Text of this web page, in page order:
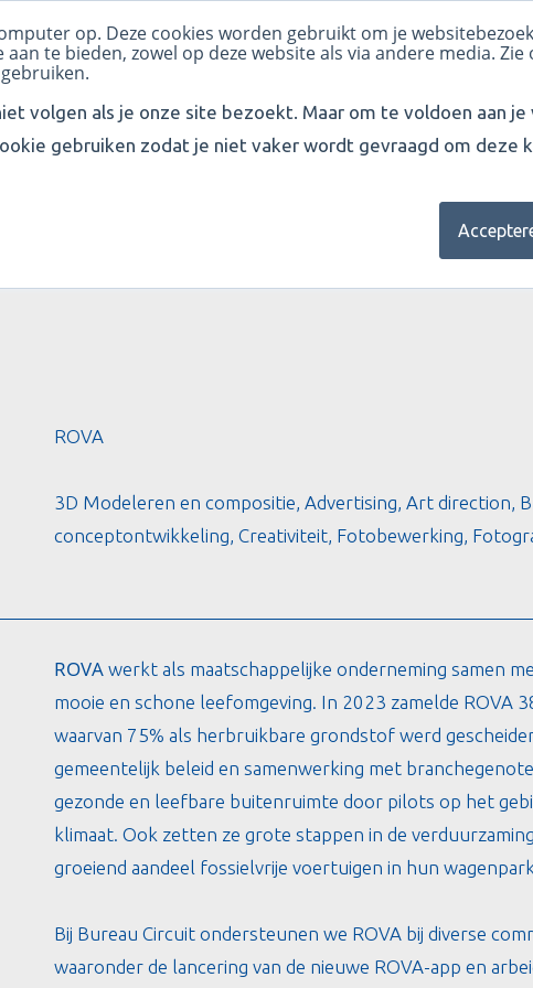
op. Deze cookies worden gebruikt om je
te bieden, zowel op deze website als via andere media.
volgen als je onze site bezoekt. Maar om te voldoen aan je
gebruiken zodat je niet vaker wordt gevraagd om deze
REVIEWS TEAM WERK MVO BLOG
ROVA
3D Modeleren en compositie, Advertising, Art direction,
conceptontwikkeling, Creativiteit, Fotobewerking,
ROVA werkt als maatschappelijke onderneming samen
mooie en schone leefomgeving. In 2023 zamelde ROVA
waarvan 75% als herbruikbare grondstof werd
gemeentelijk beleid en samenwerking met
gezonde en leefbare buitenruimte door pilots op het
klimaat. Ook zetten ze grote stappen in de
groeiend aandeel fossielvrije voertuigen in hun
Bij Bureau Circuit ondersteunen we ROVA bij diverse
waaronder de lancering van de nieuwe ROVA-app en